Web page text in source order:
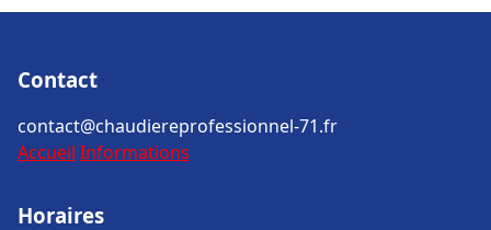
Contact
contact@chaudiereprofessionnel-71.fr
Accueil Informations
Horaires